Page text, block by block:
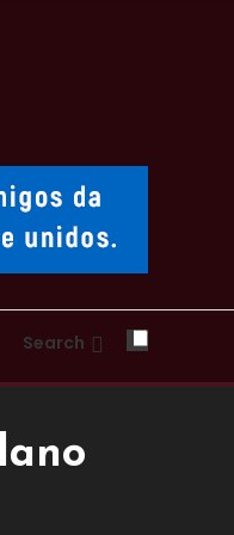
Search